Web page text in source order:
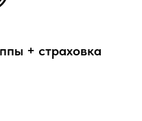
+ страховка